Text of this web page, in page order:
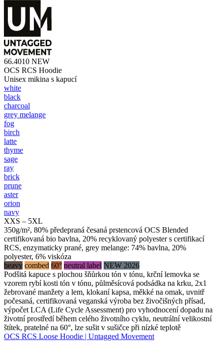
66.4010 NEW
OCS RCS Hoodie
Unisex mikina s kapucí
white
black
charcoal
grey melange
fog
birch
latte
thyme
sage
ray
brick
prune
aster
orion
navy
XXS – 5XL
350g/m², 80% předepraná česaná prstencová OCS Blended
certifikovaná bio bavlna, 20% recyklovaný polyester s certifikací
RCS, enzymaticky prané, grey melange: 74% bavlna, 20%
polyester, 6% viskóza
heavy combed 60° neutral label NEW 2026
Podšitá kapuce s plochou šňůrkou tón v tónu, krční lemovka se
vzorem rybí kosti tón v tónu, půlměsícová podsádka na krku, 2x1
žebrované manžety a lem, klokaní kapsa, měkké na omak, uvnitř
počesaná, certifikovaná veganská výroba bez živočišných přísad,
výpočet LCA (Life Cycle Assessment) pro vyhodnocení dopadu na
životní prostředí během celého životního cyklu, neutrální velikostní
štítek, pratelné na 60°, lze sušit v sušičce při nízké teplotě
OCS RCS Loose Hoodie | Untagged Movement